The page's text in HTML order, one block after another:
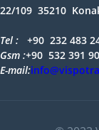
22/109 35210
Tel : +90 232 483
Gsm :+90 532 391
E-mail: